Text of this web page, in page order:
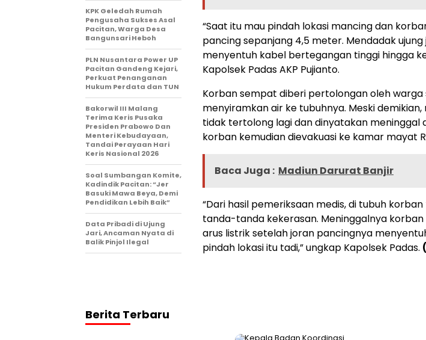
“Saat itu mau pindah lokasi mancing dan
pancing sepanjang 4,5 meter. Mendadak
menyentuh kabel bertegangan tinggi hingga
Kapolsek Padas AKP Pujianto.
Korban sempat diberi pertolongan oleh
menyiramkan air ke tubuhnya. Meski
tidak tertolong lagi dan dinyatakan meninggal
korban kemudian dievakuasi ke kamar mayat
Baca Juga : Madiun Darurat Banjir
“Dari hasil pemeriksaan medis, di tubuh
tanda-tanda kekerasan. Meninggalnya
arus listrik setelah joran pancingnya
pindah lokasi itu tadi,” ungkap Kapolsek Padas.
KPK Geledah Rumah
Pengusaha Sukses Asal
Pacitan, Warga Desa
Bangunsari Heboh
PLN Nusantara Power UP
Pacitan Gandeng Kejari,
Perkuat Penanganan
Hukum Perdata dan TUN
Bakorwil III Malang
Terima Keris Pusaka
Presiden Prabowo Dan
Menteri Kebudayaan,
Tandai Perayaan Hari
Keris Nasional 2026
Soal Sumbangan Komite,
Kadindik Pacitan: “Jer
Basuki Mawa Beya, Demi
Pendidikan Lebih Baik”
Data Pribadi di Ujung
Jari, Ancaman Nyata di
Balik Pinjol Ilegal
Berita Terbaru